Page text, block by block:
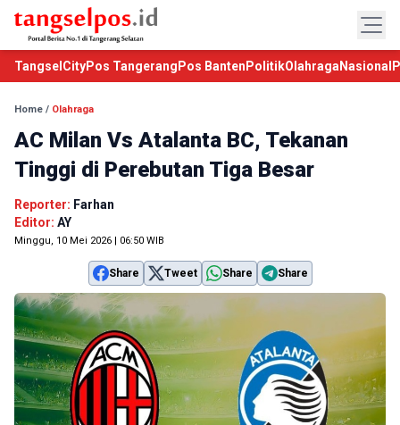
TangselCityPos Tangerang Pos Banten PolitikOlahraga Nasional
Home / Olahraga
AC Milan Vs Atalanta BC, Tekanan
Tinggi di Perebutan Tiga Besar
Reporter: Farhan
Editor: AY
Minggu, 10 Mei 2026 | 06:50 WIB
Share Tweet Share Share